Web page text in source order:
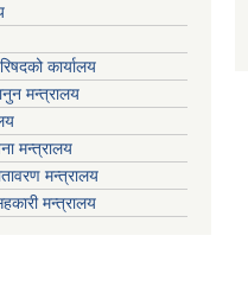
कार्यालय
मन्त्रालय
मन्त्रालय
मन्त्रालय
मन्त्रालय